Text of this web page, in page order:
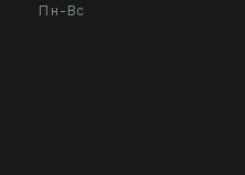
Пн-Вс